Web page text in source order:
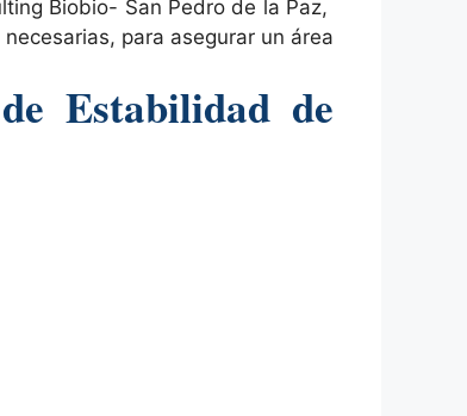
Biobio- San Pedro de la Paz,
para asegurar un área
Estabilidad de